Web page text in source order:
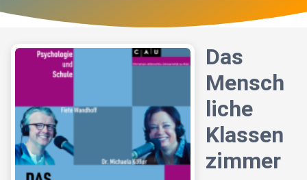
Das
Mensch
liche
Klassen
zimmer